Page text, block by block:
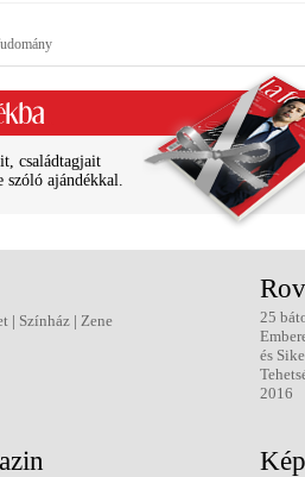
családtagjait
szóló ajándékkal.
| Színház | Zene
25
és
2016